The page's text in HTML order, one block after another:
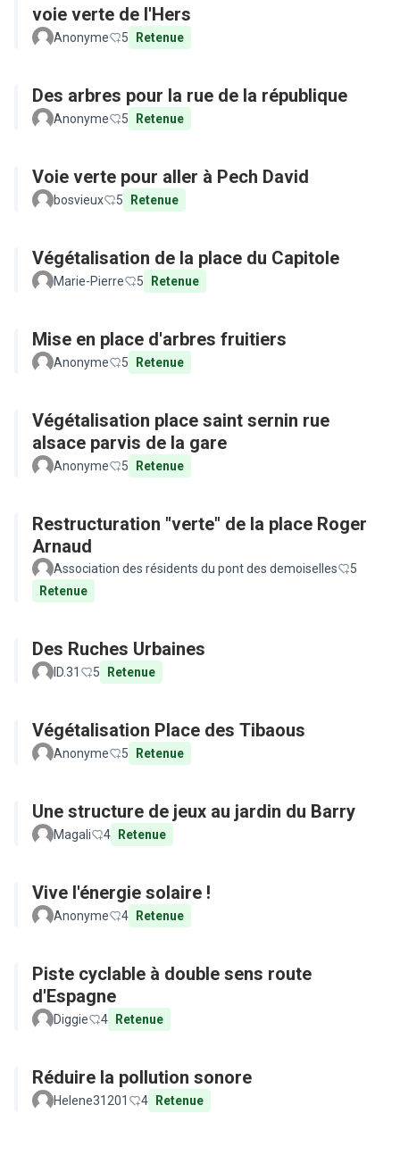
voie verte de l'Hers
Anonyme 5 Retenue
Des arbres pour la rue de la république
Anonyme 5 Retenue
Voie verte pour aller à Pech David
bosvieux 5 Retenue
Végétalisation de la place du Capitole
Marie-Pierre 5 Retenue
Mise en place d'arbres fruitiers
Anonyme 5 Retenue
Végétalisation place saint sernin rue
alsace parvis de la gare
Anonyme 5 Retenue
Restructuration "verte" de la place Roger
Arnaud
Association des résidents du pont des demoiselles
5
Retenue
Des Ruches Urbaines
ID.31 5 Retenue
Végétalisation Place des Tibaous
Anonyme 5 Retenue
Une structure de jeux au jardin du Barry
Magali 4 Retenue
Vive l'énergie solaire !
Anonyme 4 Retenue
Piste cyclable à double sens route
d'Espagne
Diggie 4 Retenue
Réduire la pollution sonore
Helene31201 4 Retenue